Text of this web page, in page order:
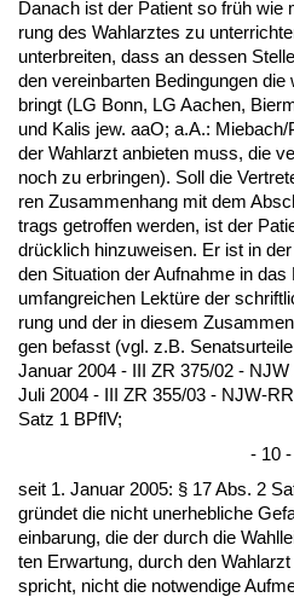
Da­nach ist der Pa­ti­ent so früh wie
rung des Wahl­arz­tes zu
un­ter­brei­ten, dass an des­sen
den ver­ein­bar­ten Be­din­gun­gen
bringt (LG Bonn, LG Aa­chen,
und Ka­lis jew. aaO; a.A.:
der Wahl­arzt an­bie­ten muss, die
noch zu er­brin­gen). Soll die
ren Zu­sam­men­hang mit dem
trags ge­trof­fen wer­den, ist der
drück­lich hin­zu­wei­sen. Er ist in
den Si­tua­ti­on der Auf­nah­me in
um­fang­rei­chen Lektüre der
rung und der in die­sem
gen be­fasst (vgl. z.B.
Ja­nu­ar 2004 - III ZR 375/02 -
Ju­li 2004 - III ZR 355/03 - NJW-
Satz 1 BPflV;
- 10 -
seit 1. Ja­nu­ar 2005: § 17 Abs. 2
gründet die nicht un­er­heb­li­che
ein­ba­rung, die der durch die
ten Er­war­tung, durch den
spricht, nicht die not­wen­di­ge